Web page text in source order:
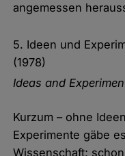
angemessen
5. Ideen und
(1978)
Ideas and
Kurzum – ohne
Experimente gäbe
Wissenschaft;